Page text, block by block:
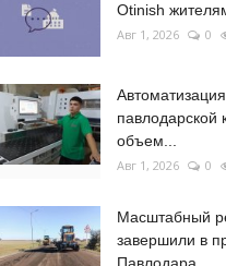
Otinish
Авг 1, 2026 0
павлодарской
объем...
Авг 1, 2026 0
Масштабный
завершили в